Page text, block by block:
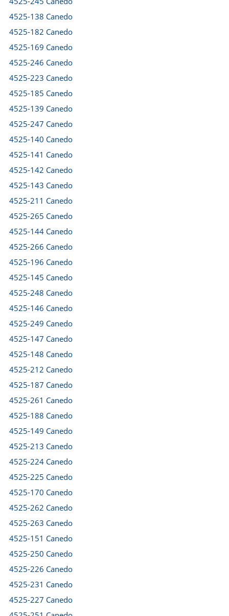
4525-138 Canedo
4525-182 Canedo
4525-169 Canedo
4525-246 Canedo
4525-223 Canedo
4525-185 Canedo
4525-139 Canedo
4525-247 Canedo
4525-140 Canedo
4525-141 Canedo
4525-142 Canedo
4525-143 Canedo
4525-211 Canedo
4525-265 Canedo
4525-144 Canedo
4525-266 Canedo
4525-196 Canedo
4525-145 Canedo
4525-248 Canedo
4525-146 Canedo
4525-249 Canedo
4525-147 Canedo
4525-148 Canedo
4525-212 Canedo
4525-187 Canedo
4525-261 Canedo
4525-188 Canedo
4525-149 Canedo
4525-213 Canedo
4525-224 Canedo
4525-225 Canedo
4525-170 Canedo
4525-262 Canedo
4525-263 Canedo
4525-151 Canedo
4525-250 Canedo
4525-226 Canedo
4525-231 Canedo
4525-227 Canedo